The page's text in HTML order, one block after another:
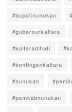
#bupatinunukan
#gubernurkaltara
#kaltaradihati
#kontingenkaltara
#nunukan
#pemkabnunukan